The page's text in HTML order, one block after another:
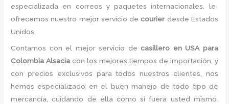
especializada en correos y paquetes internacionales, le
ofrecemos nuestro mejor servicio de courier desde Estados
Unidos.
Contamos con el mejor servicio de casillero en USA para
Colombia Alsaciacon los mejores tiempos de importación, y
con precios exclusivos para todos nuestros clientes, nos
hemos especializado en el buen manejo de todo tipo de
mercancía, cuidando de ella como si fuera usted mismo.